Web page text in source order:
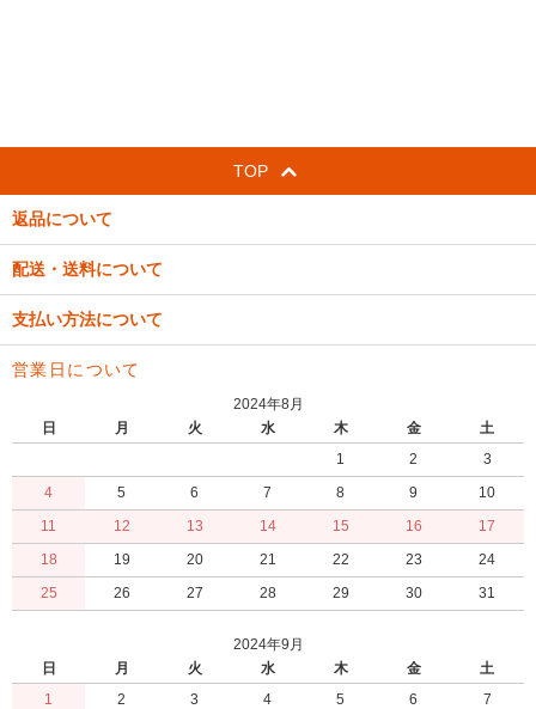
TOP
返品について
配送・送料について
支払い方法について
営業日について
2024年8月
日
月 火 水 木 金
土
1
2
3
4
5 6 7 8 9
10
11
12 13 14 15 16
17
18
19 20 21 22 23
24
25
26 27 28 29 30 31
2024年9月
日
月 火 水 木 金
土
1
2 3 4 5 6
7